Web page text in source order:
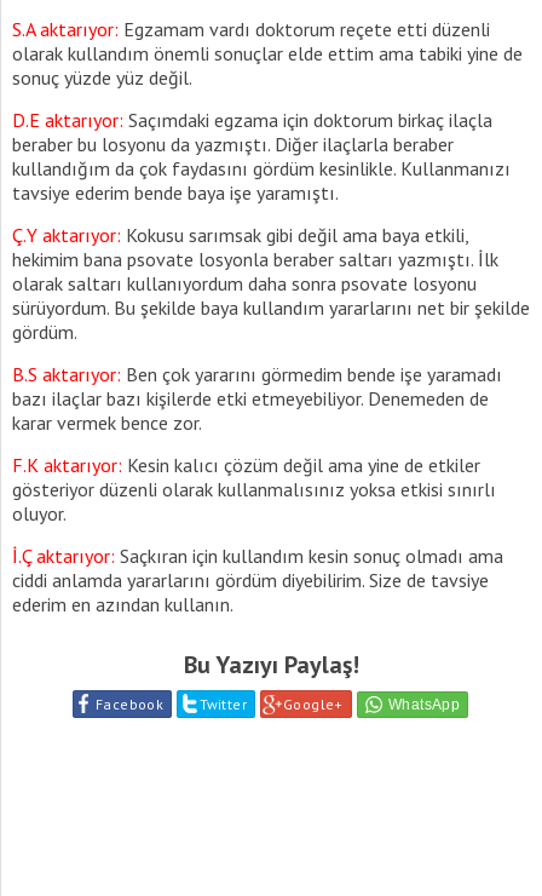
S.A aktarıyor: Egzamam vardı doktorum reçete etti düzenli
olarak kullandım önemli sonuçlar elde ettim ama tabiki yine de
sonuç yüzde yüz değil.
D.E aktarıyor: Saçımdaki egzama için doktorum birkaç ilaçla
beraber bu losyonu da yazmıştı. Diğer ilaçlarla beraber
kullandığım da çok faydasını gördüm kesinlikle. Kullanmanızı
tavsiye ederim bende baya işe yaramıştı.
Ç.Y aktarıyor: Kokusu sarımsak gibi değil ama baya etkili,
hekimim bana psovate losyonla beraber saltarı yazmıştı. İlk
olarak saltarı kullanıyordum daha sonra psovate losyonu
sürüyordum. Bu şekilde baya kullandım yararlarını net bir şekilde
gördüm.
B.S aktarıyor: Ben çok yararını görmedim bende işe yaramadı
bazı ilaçlar bazı kişilerde etki etmeyebiliyor. Denemeden de
karar vermek bence zor.
F.K aktarıyor: Kesin kalıcı çözüm değil ama yine de etkiler
gösteriyor düzenli olarak kullanmalısınız yoksa etkisi sınırlı
oluyor.
İ.Ç aktarıyor: Saçkıran için kullandım kesin sonuç olmadı ama
ciddi anlamda yararlarını gördüm diyebilirim. Size de tavsiye
ederim en azından kullanın.
Bu Yazıyı Paylaş!
Facebook Twitter Google+